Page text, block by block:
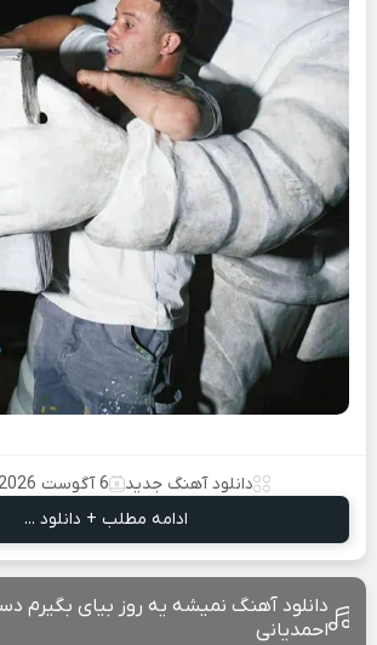
دانلود آهنگ جدید 6 آگوست 2026
ادامه مطلب + دانلود ...
دانلود آهنگ نمیشه یه روز بیای بگیرم
احمدیانی